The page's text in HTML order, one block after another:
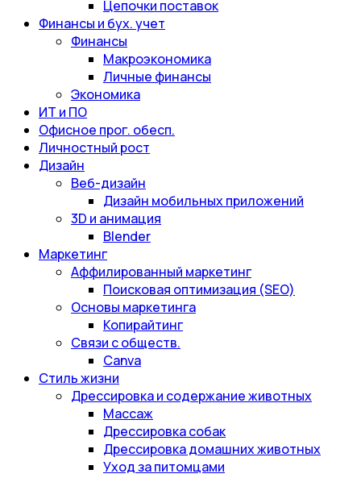
Цепочки поставок
Финансы и бух. учет
Финансы
Макроэкономика
Личные финансы
Экономика
ИТ и ПО
Офисное прог. обесп.
Личностный рост
Дизайн
Веб-дизайн
Дизайн мобильных приложений
3D и анимация
Blender
Маркетинг
Аффилированный маркетинг
Поисковая оптимизация (SEO)
Основы маркетинга
Копирайтинг
Связи с обществ.
Canva
Стиль жизни
Дрессировка и содержание животных
Массаж
Дрессировка собак
Дрессировка домашних животных
Уход за питомцами